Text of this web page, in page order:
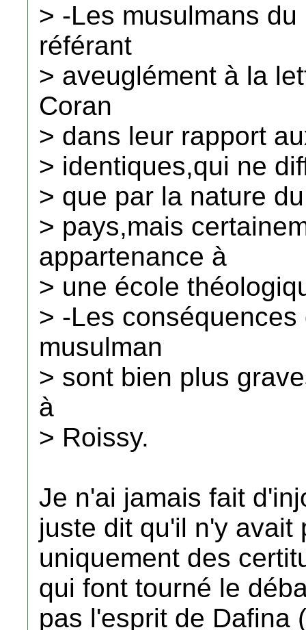
> -Les musulmans
référant
> aveuglément à la
Coran
> dans leur rapport
> identiques,qui ne
> que par la nature
> pays,mais
appartenance à
> une école
> -Les
musulman
> sont bien plus
à
> Roissy.
Je n'ai jamais fait
juste dit qu'il n'y avait
uniquement des
qui font tourné le
pas l'esprit de Dafina